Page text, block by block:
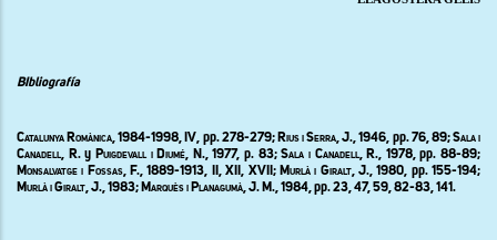
BIbliografía
Catalunya Romànica, 1984-1998, IV, pp. 278-279; Rius i Serra, J., 1946, pp. 76, 89; Sala i
Canadell, R. y Puigdevall i Diumé, N., 1977, p. 83; Sala i Canadell,R., 1978, pp. 88-89;
Monsalvatge i Fossas, F., 1889-1913, II, XII, XVII; Murlà i Giralt, J., 1980, pp. 155-194;
Murlà i Giralt,J., 1983; Marquès i Planagumà, J. M., 1984, pp. 23, 47, 59, 82-83, 141.